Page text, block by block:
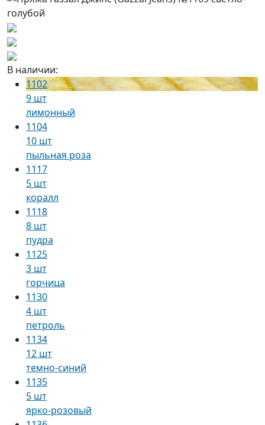
В наличии:
1102
9 шт
лимонный
1104
10 шт
пыльная роза
1117
5 шт
коралл
1118
8 шт
пудра
1125
3 шт
горчица
1130
4 шт
петроль
1134
12 шт
темно-синий
1135
5 шт
ярко-розовый